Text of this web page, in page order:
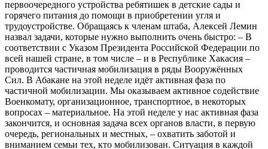
первоочередного устройства ребятишек в детские сады и
горячего питания до помощи в приобретении угля и
трудоустройстве. Обращаясь к членам штаба, Алексей Лемин
назвал задачи, которые нужно выполнить очень быстро: – В
соответствии с Указом Президента Российской Федерации по
всей нашей стране, в том числе – и в Республике Хакасия –
проводится частичная мобилизация в ряды Вооружённых
Сил. В Абакане на этой неделе идёт активная фаза по
частичной мобилизации. Мы оказываем активное содействие
Военкомату, организационное, транспортное, в некоторых
вопросах – материальное. На этой неделе у нас активная фаза
закончится, и основная задача всех органов власти, в первую
очередь, региональных и местных, – охватить заботой и
вниманием семьи тех, кто мобилизован. Ситуация в каждой